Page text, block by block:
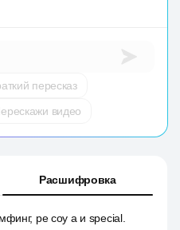
пересказ
видео
Расшифровка
ре соу а и special.